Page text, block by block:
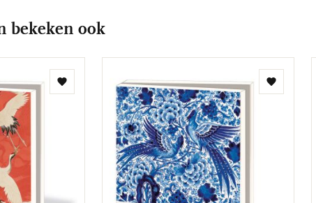
bekeken ook
Toevoegen
Toevoegen